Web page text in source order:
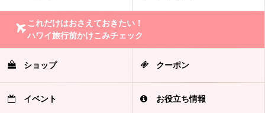
これだけはおさえておきたい！
ハワイ旅行前かけこみチェック
ショップ クーポン
イベント お役立ち情報